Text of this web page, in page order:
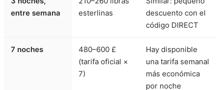
entre semana
esterlinas
descuento con el
código DIRECT
7 noches
480–600 £
(tarifa oficial ×
7)
Hay disponible
una tarifa semanal
más económica
por noche